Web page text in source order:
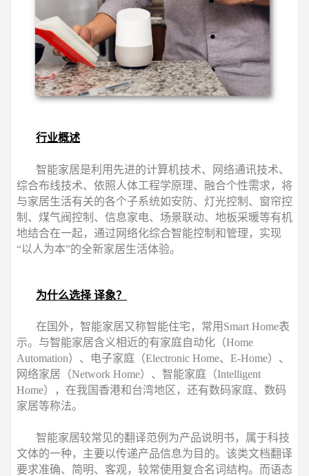
行业概述
智能家居是利用先进的计算机技术、网络通讯技术、
综合布线技术、依照人体工程学原理、融合个性需求，将
与家居生活有关的各个子系统如安防、灯光控制、窗帘控
制、煤气阀控制、信息家电、场景联动、地板采暖等有机
地结合在一起，通过网络化综合智能控制和管理，实现
“以人为本”的全新家居生活体验。
为什么选择 译象？
在国外，智能家居又称智能住宅，常用Smart Home表
示。与智能家居含义相近的有家庭自动化（Home
Automation）、电子家庭（Electronic Home、E-Home）、
网络家居（Network Home）、智能家庭（Intelligent
Home），在我国香港和台湾地区，还有数码家庭、数码
家居等称法。
智能家居较常见的翻译范例为产品说明书，属于科技
文体的一种，主要以传递产品信息为目的。该类文档翻译
要求准确、简明、客观，较常使用复合名词结构。而语态